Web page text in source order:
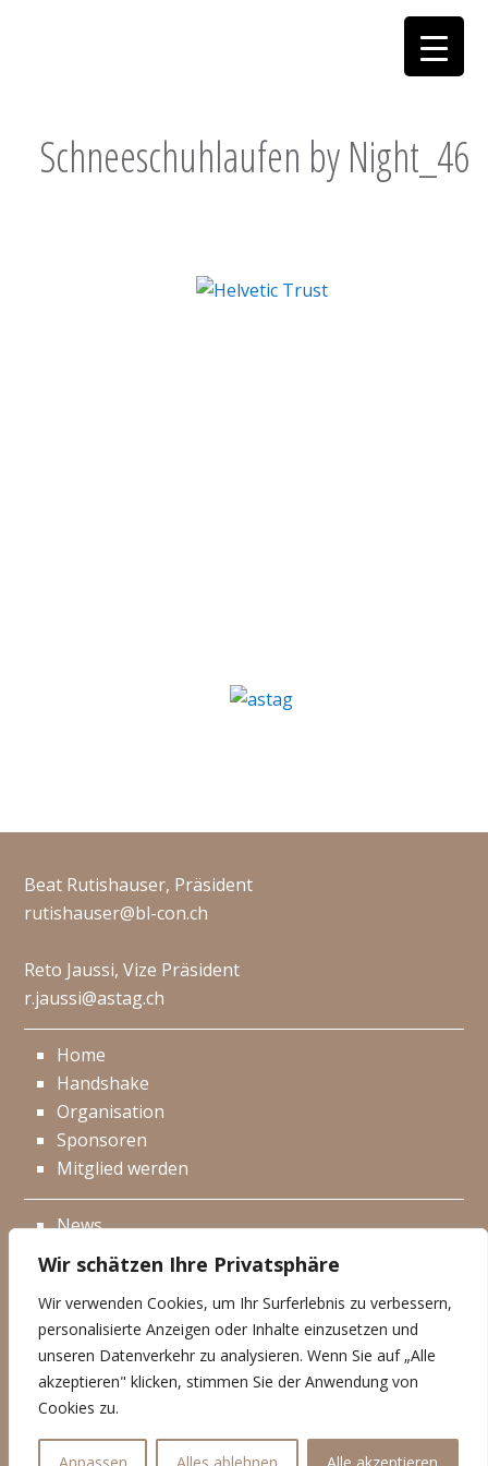
Wir schätzen Ihre Privatsphäre
Wir verwenden Cookies, um Ihr Surferlebnis zu verbessern,
personalisierte Anzeigen oder Inhalte einzusetzen und
unseren Datenverkehr zu analysieren. Wenn Sie auf „Alle
akzeptieren" klicken, stimmen Sie der Anwendung von
Cookies zu.
Schneeschuhlaufen by Night_46
Beat Rutishauser, Präsident
rutishauser@bl-con.ch
Reto Jaussi, Vize Präsident
r.jaussi@astag.ch
Home
Handshake
Organisation
Sponsoren
Mitglied werden
News
Events
Kontakt
Impressum
Datenschutzerklärung